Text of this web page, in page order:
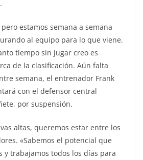
estamos semana a semana
al equipo para lo que viene.
tiempo sin jugar creo es
de la clasificación. Aún falta
semana, el entrenador Frank
con el defensor central
por suspensión.
altas, queremos estar entre los
«Sabemos el potencial que
y trabajamos todos los días para